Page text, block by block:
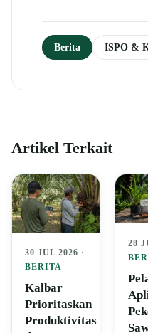
Berita ISPO &
Artikel Terkait
30 JUL 2026 ·
BERITA
Kalbar
Prioritaskan
Produktivitas
28